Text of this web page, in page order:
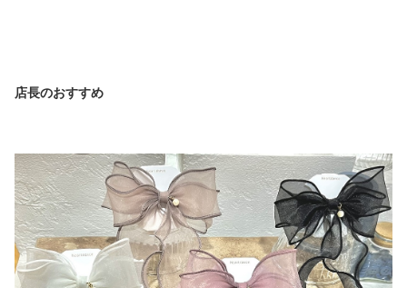
店長のおすすめ